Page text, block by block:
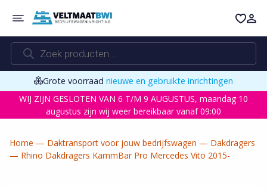
naar
de
inhoud
Producten
zoeken
Grote voorraad nieuwe en gebruikte inrichtingen
WIJ ZIJN GESLOTEN VAN 6 T/M 9 AUGUSTUS, maandag 10
augustus zijn wij weer bereikbaar vanaf 09:00
Home — Daktransport voor jouw bedrijfswagen — Dakdragers
— Rhino Dakdragers KammBar Pro Mercedes Vito 2015-